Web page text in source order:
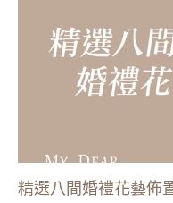
精選八間婚禮花藝佈